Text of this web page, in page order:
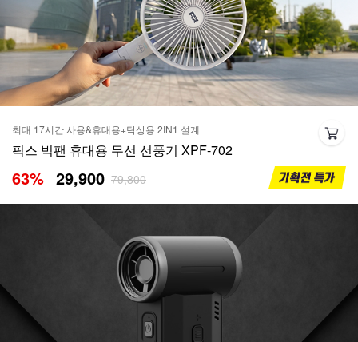
최대 17시간 사용&휴대용+탁상용 2IN1 설계
픽스 빅팬 휴대용 무선 선풍기 XPF-702
63% 29,900 79,800